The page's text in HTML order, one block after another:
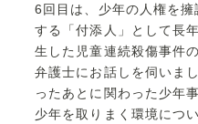
6回目は、少年の人権を
する「付添人」として長
生した児童連続殺傷事件
弁護士にお話しを伺いま
ったあとに関わった少年
少年を取りまく環境につ